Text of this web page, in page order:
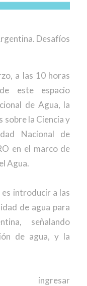
Desafíos
a las 10 horas
este espacio
de Agua, la
sobre la Ciencia y
Nacional de
en el marco de
Agua.
introducir a las
de agua para
señalando
de agua, y la
ingresar